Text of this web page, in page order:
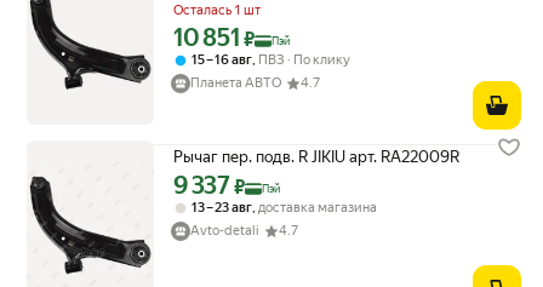
Осталась 1 шт
Цена с картой Яндекс Пэй 10851 ₽ вместо
10 851 ₽ Пэй
15 – 16 авг, ПВЗ
По клику
Планета АВТО
4.7
Рычаг пер. подв. R JIKIU арт. RA22009R
Цена с картой Яндекс Пэй 9337 ₽ вместо
9 337₽ Пэй
13 – 23 авг доставка магазина
Avto-detali
4.7